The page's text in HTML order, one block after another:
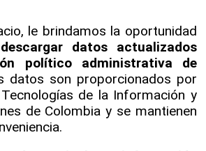
le brindamos la oportunidad
datos actualizados
político administrativa de
datos son proporcionados por
de la Información y
de Colombia y se mantienen